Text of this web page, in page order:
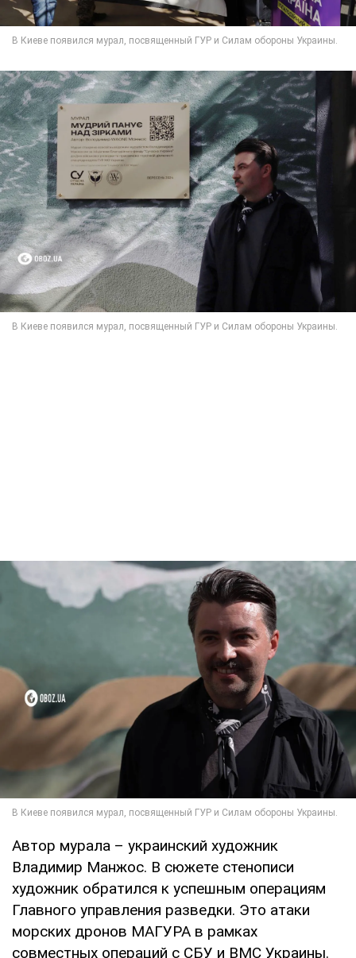
Автор мурала – украинский художник
Владимир Манжос. В сюжете стенописи
художник обратился к успешным операциям
Главного управления разведки. Это атаки
морских дронов МАГУРА в рамках
совместных операций с СБУ и ВМС Украины.